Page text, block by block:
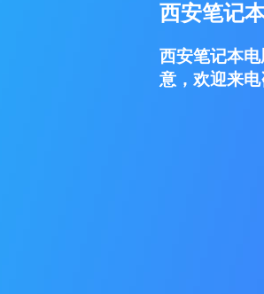
西安笔记
西安笔记本
意，欢迎来电